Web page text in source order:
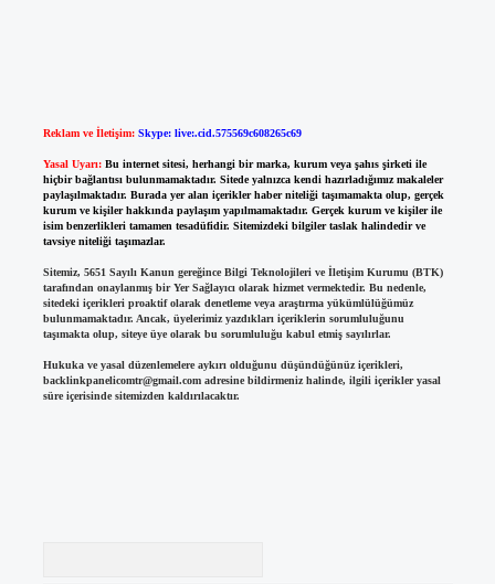
Reklam ve İletişim: Skype: live:.cid.575569c608265c69
Yasal Uyarı: Bu internet sitesi, herhangi bir marka, kurum veya şahıs şirketi ile
hiçbir bağlantısı bulunmamaktadır. Sitede yalnızca kendi hazırladığımız makaleler
paylaşılmaktadır. Burada yer alan içerikler haber niteliği taşımamakta olup, gerçek
kurum ve kişiler hakkında paylaşım yapılmamaktadır. Gerçek kurum ve kişiler ile
isim benzerlikleri tamamen tesadüfidir. Sitemizdeki bilgiler taslak halindedir ve
tavsiye niteliği taşımazlar.
Sitemiz, 5651 Sayılı Kanun gereğince Bilgi Teknolojileri ve İletişim Kurumu (BTK)
tarafından onaylanmış bir Yer Sağlayıcı olarak hizmet vermektedir. Bu nedenle,
sitedeki içerikleri proaktif olarak denetleme veya araştırma yükümlülüğümüz
bulunmamaktadır. Ancak, üyelerimiz yazdıkları içeriklerin sorumluluğunu
taşımakta olup, siteye üye olarak bu sorumluluğu kabul etmiş sayılırlar.
Hukuka ve yasal düzenlemelere aykırı olduğunu düşündüğünüz içerikleri,
backlinkpanelicomtr@gmail.comadresine bildirmeniz halinde, ilgili içerikler yasal
süre içerisinde sitemizden kaldırılacaktır.